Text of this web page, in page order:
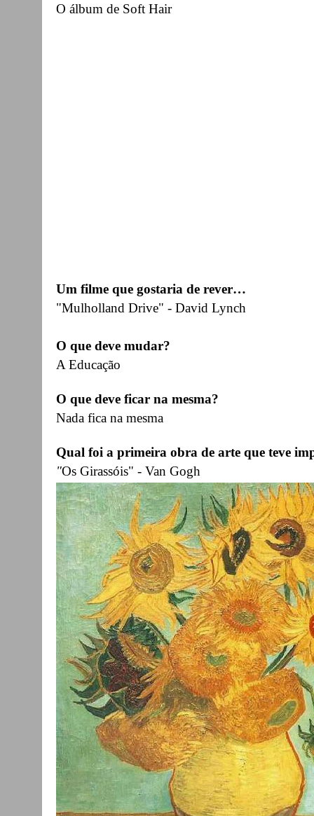
O álbum de Soft Hair
Um filme que gostaria de rever…
"Mulholland Drive" - David Lynch
O que deve mudar?
A Educação
O que deve ficar na mesma?
Nada fica na mesma
Qual foi a primeira obra de arte que teve
"Os Girassóis" - Van Gogh